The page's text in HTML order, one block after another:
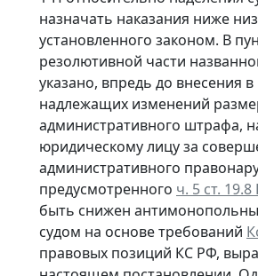
назначать наказания ниже
установленного законом. В
резолютивной части
указано, впредь до внесения
надлежащих изменений
административного штрафа,
юридическому лицу за
административного
предусмотренного ч. 5 ст.
быть снижен
судом на основе требований
правовых позиций КС РФ,